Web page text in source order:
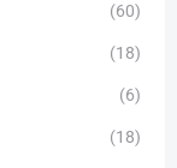
(60)
(18)
(6)
(18)